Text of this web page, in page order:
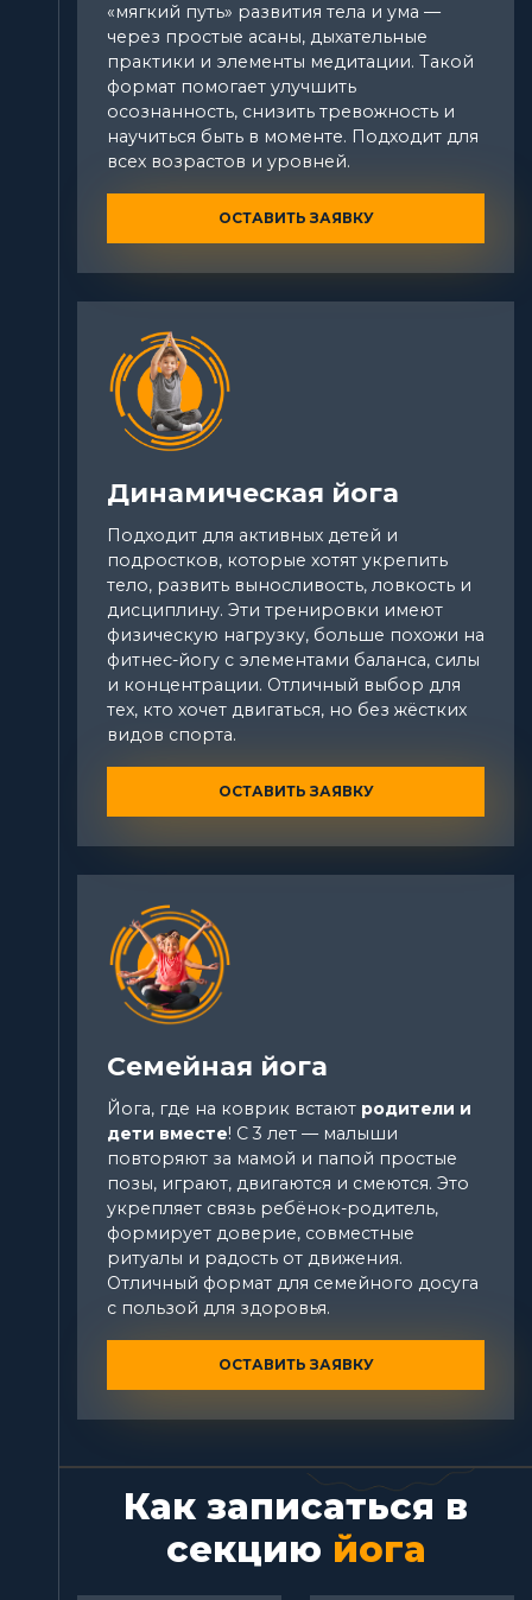
«мягкий путь» развития тела и ума —
через простые асаны, дыхательные
практики и элементы медитации. Такой
формат помогает улучшить
осознанность, снизить тревожность и
научиться быть в моменте. Подходит для
всех возрастов и уровней.
ОСТАВИТЬ ЗАЯВКУ
Динамическая йога
Подходит для активных детей и
подростков, которые хотят укрепить
тело, развить выносливость, ловкость и
дисциплину. Эти тренировки имеют
физическую нагрузку, больше похожи на
фитнес-йогу с элементами баланса, силы
и концентрации. Отличный выбор для
тех, кто хочет двигаться, но без жёстких
видов спорта.
ОСТАВИТЬ ЗАЯВКУ
Семейная йога
Йога, где на коврик встают родители и
дети вместе! С 3 лет — малыши
повторяют за мамой и папой простые
позы, играют, двигаются и смеются. Это
укрепляет связь ребёнок-родитель,
формирует доверие, совместные
ритуалы и радость от движения.
Отличный формат для семейного досуга
с пользой для здоровья.
ОСТАВИТЬ ЗАЯВКУ
Как записаться в
секцию йога